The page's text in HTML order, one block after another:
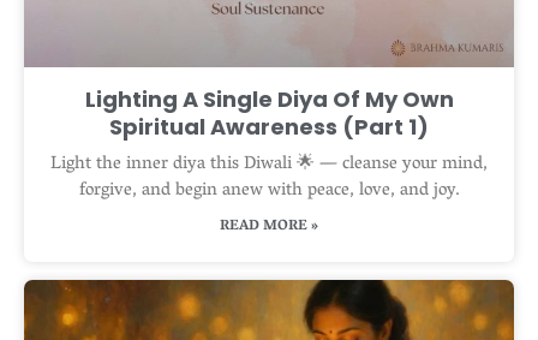
Lighting A Single Diya Of My Own
Spiritual Awareness (Part 1)
Light the inner diya this Diwali 🌟 — cleanse your mind,
forgive, and begin anew with peace, love, and joy.
READ MORE »